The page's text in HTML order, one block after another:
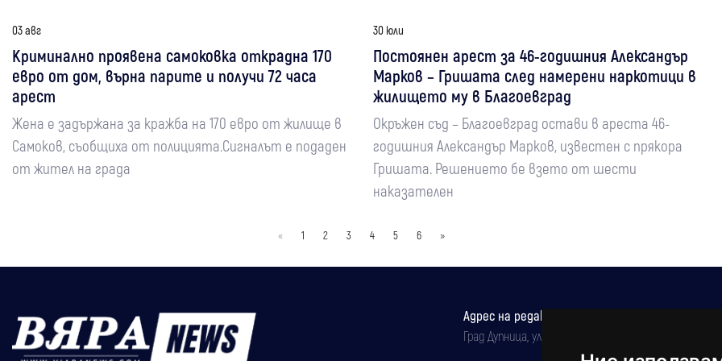
03 авг
Криминално проявена самоковка открадна 170
евро от дом, върна парите и получи 72 часа
арест
Жена е задържана за кражба на 170 евро от жилище в
Самоков, съобщиха от полицията.Сигналът е подаден
от жител на града
30 юли
Постоянен арест за 46-годишния Александър
Марков – Гришата след намерени наркотици в
жилището му в Благоевград
Окръжен съд – Благоевград остави в ареста 46-
годишния Александър Марков, известен с прякора
Гришата. Решението бе взето от шести
наказателен
« 1 2 3 4 5 6 »
Адрес на редакцията
Град Дупница, ул.''Христо Ботев" 43